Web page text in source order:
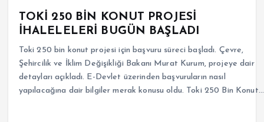
TOKİ 250 BİN KONUT PROJESİ
İHALELELERİ BUGÜN BAŞLADI
Toki 250 bin konut projesi için başvuru süreci başladı. Çevre,
Şehircilik ve İklim Değişikliği Bakanı Murat Kurum, projeye dair
detayları açıkladı. E-Devlet üzerinden başvuruların nasıl
yapılacağına dair bilgiler merak konusu oldu. Toki 250 Bin Konut…